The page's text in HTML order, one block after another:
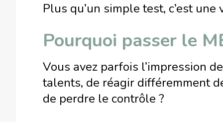
Plus qu’un simple test, c’est
Pourquoi passer le
Vous avez parfois l’impression
talents, de réagir différemment
de perdre le contrôle ?